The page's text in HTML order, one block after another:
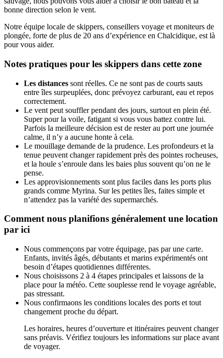
bonne direction selon le vent.
Notre équipe locale de skippers, conseillers voyage et moniteurs de
plongée, forte de plus de 20 ans d’expérience en Chalcidique, est là
pour vous aider.
Notes pratiques pour les skippers dans cette zone
Les distances sont réelles. Ce ne sont pas de courts sauts
entre îles surpeuplées, donc prévoyez carburant, eau et repos
correctement.
Le vent peut souffler pendant des jours, surtout en plein été.
Super pour la voile, fatigant si vous vous battez contre lui.
Parfois la meilleure décision est de rester au port une journée
calme, il n’y a aucune honte à cela.
Le mouillage demande de la prudence. Les profondeurs et la
tenue peuvent changer rapidement près des pointes rocheuses,
et la houle s’enroule dans les baies plus souvent qu’on ne le
pense.
Les approvisionnements sont plus faciles dans les ports plus
grands comme Myrina. Sur les petites îles, faites simple et
n’attendez pas la variété des supermarchés.
Comment nous planifions généralement une location
par ici
Nous commençons par votre équipage, pas par une carte.
Enfants, invités âgés, débutants et marins expérimentés ont
besoin d’étapes quotidiennes différentes.
Nous choisissons 2 à 4 étapes principales et laissons de la
place pour la météo. Cette souplesse rend le voyage agréable,
pas stressant.
Nous confirmaons les conditions locales des ports et tout
changement proche du départ.
Les horaires, heures d’ouverture et itinéraires peuvent changer
sans préavis. Vérifiez toujours les informations sur place avant
de voyager.